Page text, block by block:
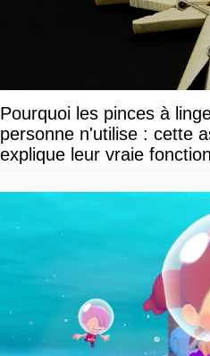
Pourquoi les pinces à
personne n'utilise : cette
explique leur vraie